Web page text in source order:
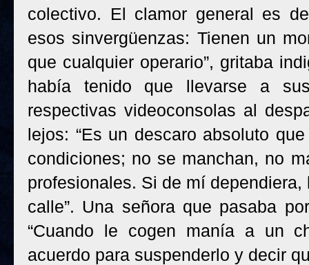
colectivo. El clamor general es
esos sinvergüenzas: Tienen un
que cualquier operario”, gritaba
había tenido que llevarse a
respectivas videoconsolas al
lejos: “Es un descaro absoluto
condiciones; no se manchan, no
profesionales. Si de mí
calle”. Una señora que pasaba
“Cuando le cogen manía a un
acuerdo para suspenderlo y decir